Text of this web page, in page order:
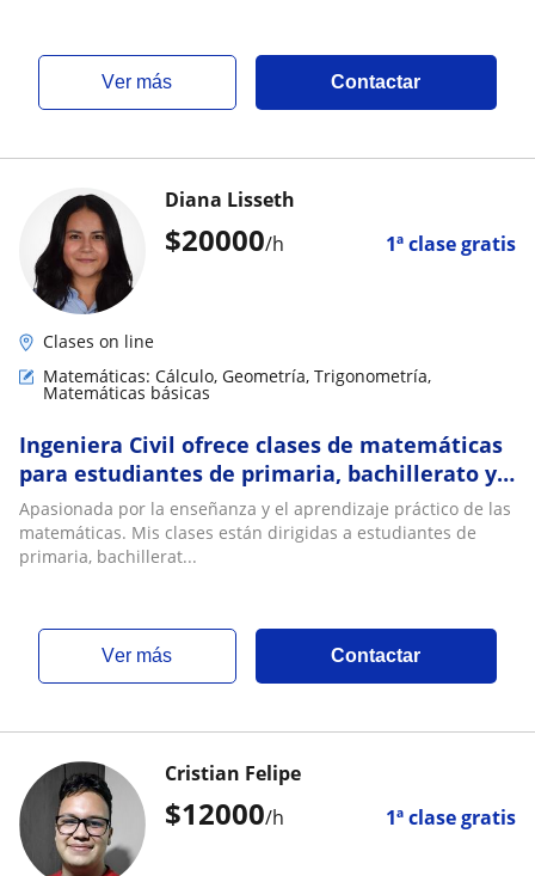
ver más Contactar
$20000/h 1ª clase gratis
Diana Lisseth
Clases on line
Matemáticas: Cálculo, Geometría, Trigonometría,
Matemáticas básicas
Ingeniera Civil ofrece clases de matemáticas
para estudiantes de primaria, bachillerato y
universidad
Apasionada por la enseñanza y el aprendizaje práctico de las
matemáticas. Mis clases están dirigidas a estudiantes de
primaria, bachillerat...
ver más Contactar
$12000/h 1ª clase gratis
Cristian Felipe